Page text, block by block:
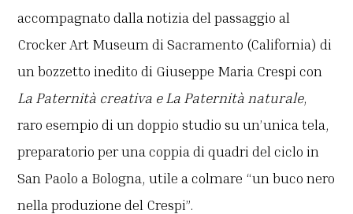
accompagnato dalla notizia del passaggio al
Crocker Art Museum di Sacramento (California) di
un bozzetto inedito di Giuseppe Maria Crespi con
La Paternità creativa e La Paternità naturale,
raro esempio di un doppio studio su un’unica tela,
preparatorio per una coppia di quadri del ciclo in
San Paolo a Bologna, utile a colmare “un buco nero
nella produzione del Crespi”.